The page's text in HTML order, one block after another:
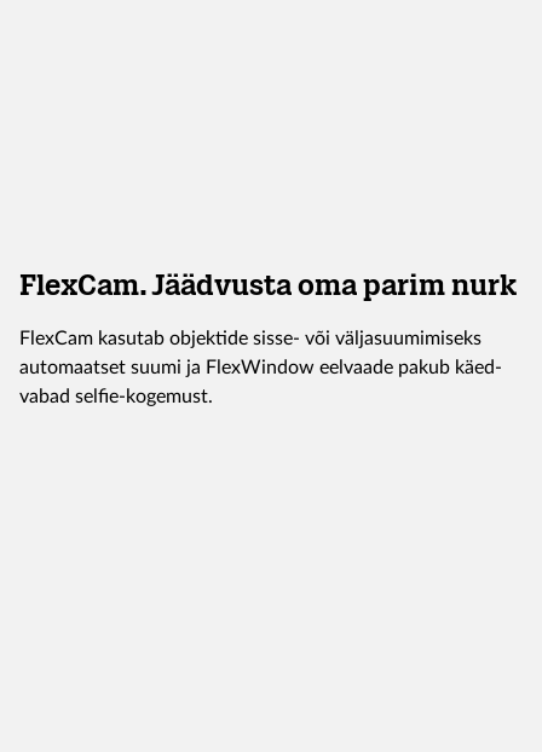
FlexCam. Jäädvusta oma parim nurk
FlexCam kasutab objektide sisse- või väljasuumimiseks
automaatset suumi ja FlexWindow eelvaade pakub käed-
vabad selfie-kogemust.